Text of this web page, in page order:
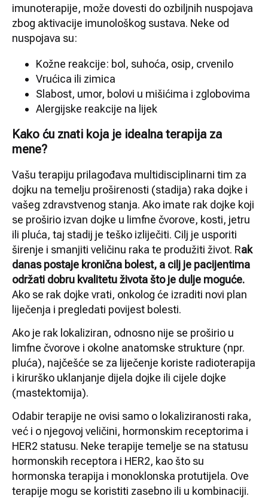
imunoterapije, može dovesti do ozbiljnih nuspojava
zbog aktivacije imunološkog sustava. Neke od
nuspojava su:
Kožne reakcije: bol, suhoća, osip, crvenilo
Vrućica ili zimica
Slabost, umor, bolovi u mišićima i zglobovima
Alergijske reakcije na lijek
Kako ću znati koja je idealna terapija za
mene?
Vašu terapiju prilagođava multidisciplinarni tim za
dojku na temelju proširenosti (stadija) raka dojke i
vašeg zdravstvenog stanja. Ako imate rak dojke koji
se proširio izvan dojke u limfne čvorove, kosti, jetru
ili pluća, taj stadij je teško izliječiti. Cilj je usporiti
širenje i smanjiti veličinu raka te produžiti život. Rak
danas postaje kronična bolest, a cilj je pacijentima
održati dobru kvalitetu života što je dulje moguće.
Ako se rak dojke vrati, onkolog će izraditi novi plan
liječenja i pregledati povijest bolesti.
Ako je rak lokaliziran, odnosno nije se proširio u
limfne čvorove i okolne anatomske strukture (npr.
pluća), najčešće se za liječenje koriste radioterapija
i kirurško uklanjanje dijela dojke ili cijele dojke
(mastektomija).
Odabir terapije ne ovisi samo o lokaliziranosti raka,
već i o njegovoj veličini, hormonskim receptorima i
HER2 statusu. Neke terapije temelje se na statusu
hormonskih receptora i HER2, kao što su
hormonska terapija i monoklonska protutijela. Ove
terapije mogu se koristiti zasebno ili u kombinaciji.